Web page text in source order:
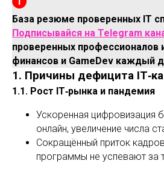
База резюме проверенных IT
Подписывайся на Telegram
проверенных профессионалов
финансов и GameDev каждый
1. Причины дефицита
1.1. Рост IT‑рынка и пандемия
Ускоренная цифровизация
онлайн, увеличение числа
Сокращённый приток
программы не успевают за